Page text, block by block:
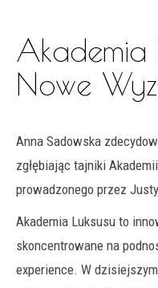
Akademia
Nowe
Anna Sadowska
zgłębiając tajniki
prowadzonego przez
Akademia Luksusu to
skoncentrowane na
experience. W